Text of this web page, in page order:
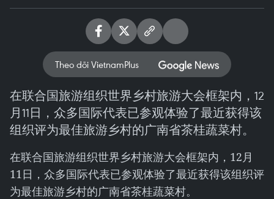
Theo dõi VietnamPlus
在联合国旅游组织世界乡村旅游大会框架内，12
月11日，众多国际代表已参观体验了最近获得该
组织评为最佳旅游乡村的广南省茶桂蔬菜村。
在联合国旅游组织世界乡村旅游大会框架内，12月
11日，众多国际代表已参观体验了最近获得该组织评
为最佳旅游乡村的广南省茶桂蔬菜村。